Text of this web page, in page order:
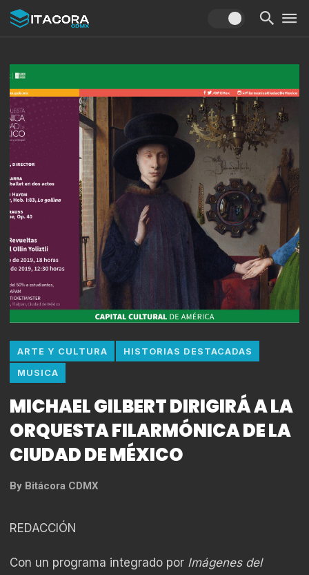
ARTE Y CULTURA HISTORIAS DESTACADAS
MUSICA
MICHAEL GILBERT DIRIGIRÁ A LA
ORQUESTA FILARMÓNICA DE LA
CIUDAD DE MÉXICO
By Bitácora CDMX
REDACCIÓN
Con un programa integrado por Imágenes del